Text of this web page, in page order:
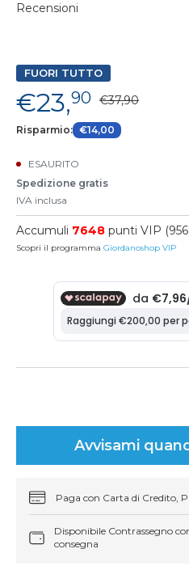
Recensioni
FUORI TUTTO
€23,90 €37,90
Risparmio: €14,00
ESAURITO
Spedizione gratis
IVA inclusa
Accumuli 7648 punti VIP
Scopri il programma Giordanoshop VIP
Avvisami
Paga con Carta di Credito,
Disponibile Contrassegno
consegna